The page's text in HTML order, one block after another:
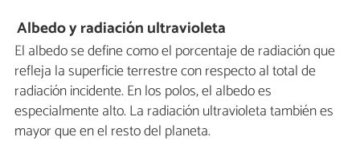
Albedo y radiación ultravioleta
El albedo se define como el porcentaje de radiación que
refleja la superficie terrestre con respecto al total de
radiación incidente. En los polos, el albedo es
especialmente alto. La radiación ultravioleta también es
mayor que en el resto del planeta.